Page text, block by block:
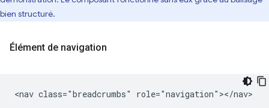
bien structuré.
Élément de navigation